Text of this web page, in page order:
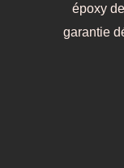
époxy
garantie